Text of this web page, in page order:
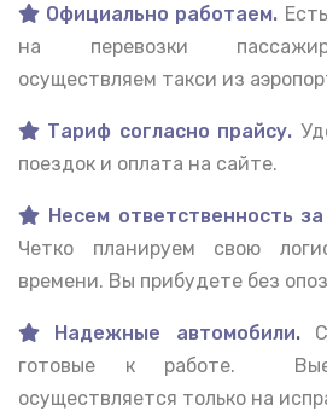
Официально работаем.
на перевозки
осуществляем такси из
Тариф согласно прайсу.
поездок и оплата на сайте.
Несем ответственность
Четко планируем свою
времени. Вы прибудете без
Надежные автомобили.
готовые к работе.
осуществляется только на